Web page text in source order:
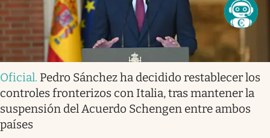
Oficial. Pedro Sánchez ha decidido restablecer los
controles fronterizos con Italia, tras mantener la
suspensión del Acuerdo Schengen entre ambos
países